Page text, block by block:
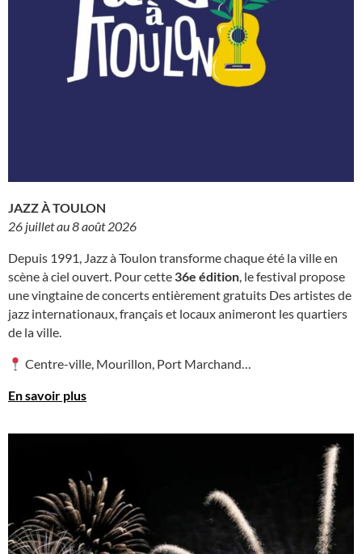
JAZZ À TOULON
26 juillet au 8 août 2026
Depuis 1991, Jazz à Toulon transforme chaque été la ville en
scène à ciel ouvert. Pour cette 36e édition, le festival propose
une vingtaine de concerts entièrement gratuits Des artistes de
jazz internationaux, français et locaux animeront les quartiers
de la ville.
Centre-ville, Mourillon, Port Marchand…
En savoir plus